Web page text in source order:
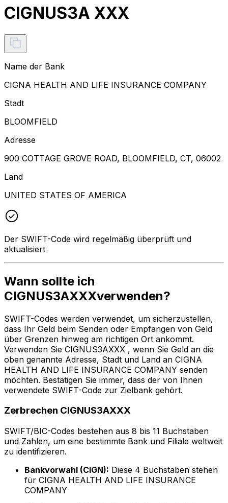
CIGNUS3A XXX
Name der Bank
CIGNA HEALTH AND LIFE INSURANCE COMPANY
Stadt
BLOOMFIELD
Adresse
900 COTTAGE GROVE ROAD, BLOOMFIELD, CT, 06002
Land
UNITED STATES OF AMERICA
Der SWIFT-Code wird regelmäßig überprüft und
aktualisiert
Wann sollte ich
CIGNUS3AXXXverwenden?
SWIFT-Codes werden verwendet, um sicherzustellen,
dass Ihr Geld beim Senden oder Empfangen von Geld
über Grenzen hinweg am richtigen Ort ankommt.
Verwenden Sie CIGNUS3AXXX , wenn Sie Geld an die
oben genannte Adresse, Stadt und Land an CIGNA
HEALTH AND LIFE INSURANCE COMPANY senden
möchten. Bestätigen Sie immer, dass der von Ihnen
verwendete SWIFT-Code zur Zielbank gehört.
Zerbrechen CIGNUS3AXXX
SWIFT/BIC-Codes bestehen aus 8 bis 11 Buchstaben
und Zahlen, um eine bestimmte Bank und Filiale weltweit
zu identifizieren.
Bankvorwahl (CIGN): Diese 4 Buchstaben stehen
für CIGNA HEALTH AND LIFE INSURANCE
COMPANY